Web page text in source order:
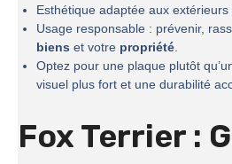
Esthétique adaptée aux
Usage responsable : prévenir,
biens et votre propriété.
Optez pour une plaque plutôt
visuel plus fort et une durabilité
Fox Terrier :